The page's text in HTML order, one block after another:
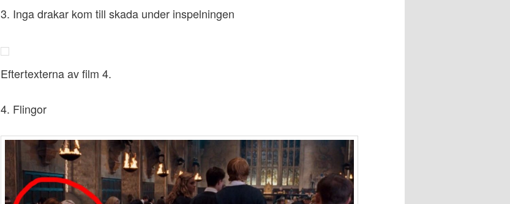
3. Inga drakar kom till skada under inspelningen
Eftertexterna av film 4.
4. Flingor